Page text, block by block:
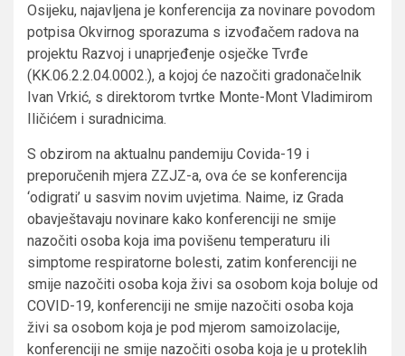
Osijeku, najavljena je konferencija za novinare povodom
potpisa Okvirnog sporazuma s izvođačem radova na
projektu Razvoj i unaprjeđenje osječke Tvrđe
(KK.06.2.2.04.0002.), a kojoj će nazočiti gradonačelnik
Ivan Vrkić, s direktorom tvrtke Monte-Mont Vladimirom
Iličićem i suradnicima.
S obzirom na aktualnu pandemiju Covida-19 i
preporučenih mjera ZZJZ-a, ova će se konferencija
‘odigrati’ u sasvim novim uvjetima. Naime, iz Grada
obavještavaju novinare kako konferenciji ne smije
nazočiti osoba koja ima povišenu temperaturu ili
simptome respiratorne bolesti, zatim konferenciji ne
smije nazočiti osoba koja živi sa osobom koja boluje od
COVID-19, konferenciji ne smije nazočiti osoba koja
živi sa osobom koja je pod mjerom samoizolacije,
konferenciji ne smije nazočiti osoba koja je u proteklih